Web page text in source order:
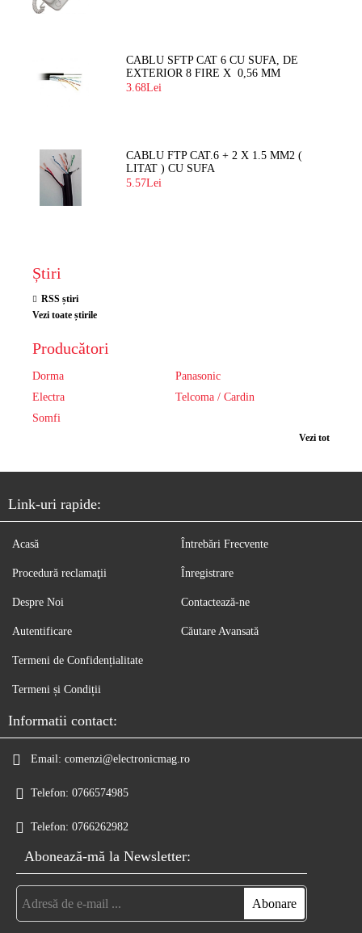
CABLU SFTP CAT 6 CU SUFA, DE
EXTERIOR 8 FIRE X 0,56 MM
3.68Lei
CABLU FTP CAT.6 + 2 X 1.5 MM2 (
LITAT ) CU SUFA
5.57Lei
Știri
RSS știri
Vezi toate știrile
Producători
Dorma
Panasonic
Electra
Telcoma / Cardin
Somfi
Vezi tot
Link-uri rapide:
Acasă
Procedură reclamaţii
Despre Noi
Autentificare
Întrebări Frecvente
Înregistrare
Contactează-ne
Căutare Avansată
Termeni de Confidențialitate
Termeni și Condiții
Informatii contact:
Email: comenzi@electronicmag.ro
Telefon: 0766574985
Telefon: 0766262982
Abonează-mă la Newsletter: